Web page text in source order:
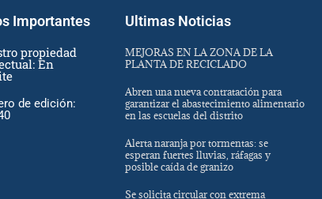
Importantes
propiedad
En
de edición:
Ultimas Noticias
MEJORAS EN LA ZONA DE LA
PLANTA DE RECICLADO
Abren una nueva contratación para
garantizar el abastecimiento alimentario
en las escuelas del distrito
Alerta naranja por tormentas: se
esperan fuertes lluvias, ráfagas y
posible caída de granizo
Se solicita circular con extrema